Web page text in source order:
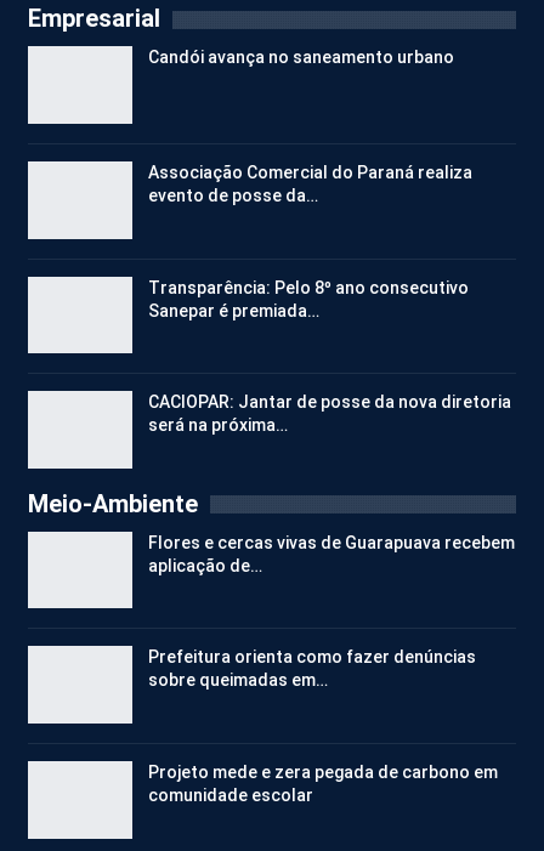
Empresarial
Candói avança no saneamento urbano
Associação Comercial do Paraná realiza
evento de posse da…
Transparência: Pelo 8º ano consecutivo
Sanepar é premiada…
CACIOPAR: Jantar de posse da nova diretoria
será na próxima…
Meio-Ambiente
Flores e cercas vivas de Guarapuava recebem
aplicação de…
Prefeitura orienta como fazer denúncias
sobre queimadas em…
Projeto mede e zera pegada de carbono em
comunidade escolar